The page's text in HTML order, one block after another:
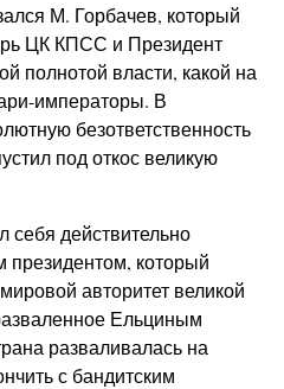
М. Горбачев, который
ЦК КПСС и Президент
полнотой власти, какой на
императоры. В
безответственность
под откос великую
себя действительно
который
авторитет великой
Ельциным
разваливалась на
с бандитским